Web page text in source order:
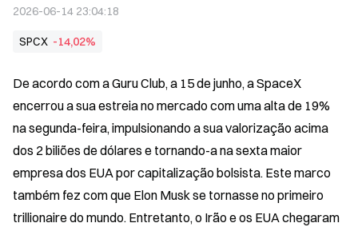
2026-06-14 23:04:18
SPCX -14,02%
De acordo com a Guru Club, a 15 de junho, a SpaceX
encerrou a sua estreia no mercado com uma alta de 19%
na segunda-feira, impulsionando a sua valorização acima
dos 2 biliões de dólares e tornando-a na sexta maior
empresa dos EUA por capitalização bolsista. Este marco
também fez com que Elon Musk se tornasse no primeiro
trillionaire do mundo. Entretanto, o Irão e os EUA chegaram